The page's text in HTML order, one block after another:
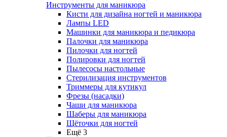
Инструменты для маникюра
Кисти для дизайна ногтей и маникюра
Лампы LED
Машинки для маникюра и педикюра
Палочки для маникюра
Пилочки для ногтей
Полировки для ногтей
Пылесосы настольные
Стерилизация инструментов
Триммеры для кутикул
Фрезы (насадки)
Чаши для маникюра
Шаберы для маникюра
Щёточки для ногтей
Ещё 3